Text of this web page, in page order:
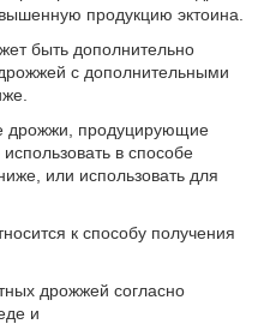
продукцию эктоина.
быть дополнительно
с дополнительными
дрожжи, продуцирующие
в способе
или использовать для
к способу получения
дрожжей согласно
и